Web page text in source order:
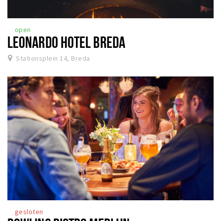
open
LEONARDO HOTEL BREDA
Stationsplein 14, Breda
gesloten